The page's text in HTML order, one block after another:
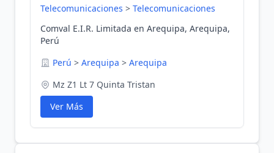
Telecomunicaciones > Telecomunicaciones
Comval E.I.R. Limitada en Arequipa, Arequipa,
Perú
Perú > Arequipa > Arequipa
Mz Z1 Lt 7 Quinta Tristan
Ver Más